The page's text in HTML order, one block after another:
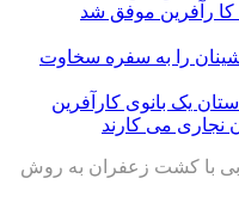
رآفرین موفق شد
را به سفره سخاوت
یک بانوی کارآفرین
نجاری می کارند
با کشت زعفران به روش